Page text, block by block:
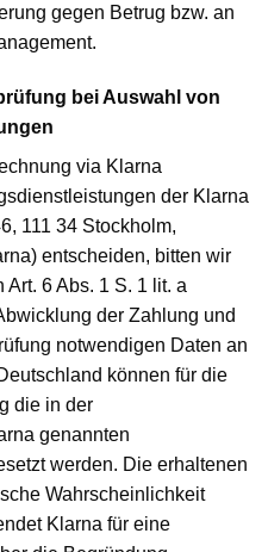
gegen Betrug bzw. an
bei Auswahl von
via Klarna
der Klarna
111 34 Stockholm,
entscheiden, bitten wir
6 Abs. 1 S. 1 lit. a
der Zahlung und
notwendigen Daten an
können für die
die in der
genannten
werden. Die erhaltenen
Wahrscheinlichkeit
Klarna für eine